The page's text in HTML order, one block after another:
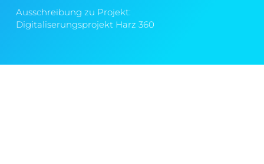
Ausschreibung zu Projekt:
Digitaliserungsprojekt Harz 360